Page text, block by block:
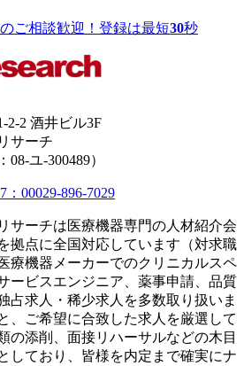
ご相談歓迎！登録は最短30秒
2-2 酒井ビル3F
サーチ
08-ユ-300489）
：00029-896-7029
サーチは医療機器専門の人材紹介会
拠点に全国対応しています（対求職
療機器メーカーでのクリニカルスペ
ービスエンジニア、薬事申請、品質
占求人・稀少求人を多数取り扱いま
、ご希望に合致した求人を厳選して
の添削、面接リハーサルなどの木目
しており、皆様を内定まで確実にナ